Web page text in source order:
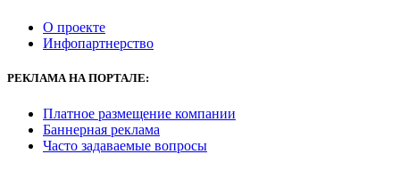
О проекте
Инфопартнерство
РЕКЛАМА НА ПОРТАЛЕ:
Платное размещение компании
Баннерная реклама
Часто задаваемые вопросы